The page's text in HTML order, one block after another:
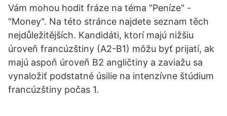
Vám mohou hodit fráze na téma "Peníze" -
"Money". Na této stránce najdete seznam těch
nejdůležitějších. Kandidáti, ktorí majú nižšiu
úroveň francúzštiny (A2-B1) môžu byť prijatí, ak
majú aspoň úroveň B2 angličtiny a zaviažu sa
vynaložiť podstatné úsilie na intenzívne štúdium
francúzštiny počas 1.